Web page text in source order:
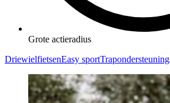
Grote actieradius
DriewielfietsenEasy sportTrapondersteuning